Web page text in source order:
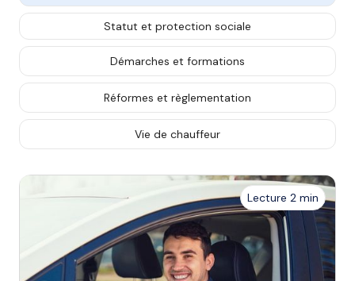
Statut et protection sociale
Démarches et formations
Réformes et règlementation
Vie de chauffeur
Lecture 2 min